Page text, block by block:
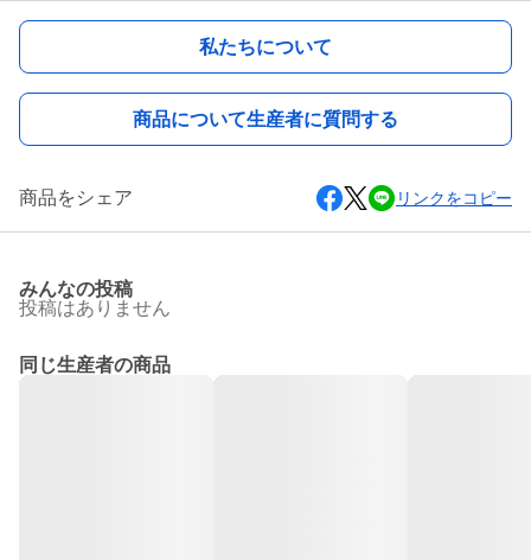
私たちについて
商品について生産者に質問する
商品をシェア リンクをコピー
みんなの投稿
投稿はありません
同じ生産者の商品